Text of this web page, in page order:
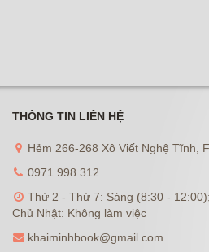
THÔNG TIN LIÊN HỆ
Hẻm 266-268 Xô Viết Nghệ Tĩnh,
0971 998 312
Thứ 2 - Thứ 7: Sáng (8:30 -
Chủ Nhật: Không làm việc
khaiminhbook@gmail.com